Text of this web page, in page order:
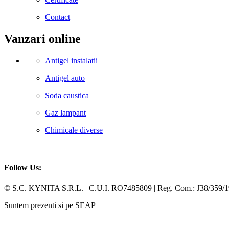
Contact
Vanzari online
Antigel instalatii
Antigel auto
Soda caustica
Gaz lampant
Chimicale diverse
Follow Us:
Facebook
Whatsapp
© S.C. KYNITA S.R.L. | C.U.I. RO7485809 | Reg. Com.: J38/359/
Suntem prezenti si pe SEAP